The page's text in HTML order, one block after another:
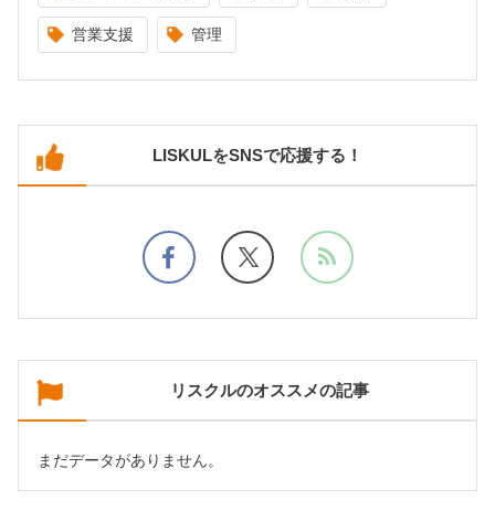
営業支援 管理
LISKULをSNSで応援する！
リスクルのオススメの記事
まだデータがありません。